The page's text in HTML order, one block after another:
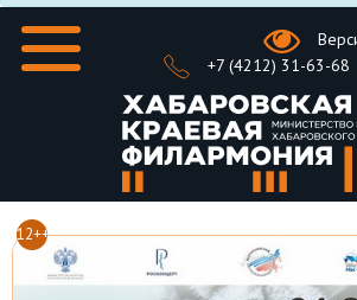
+7 (4212) 31-63-68
12++